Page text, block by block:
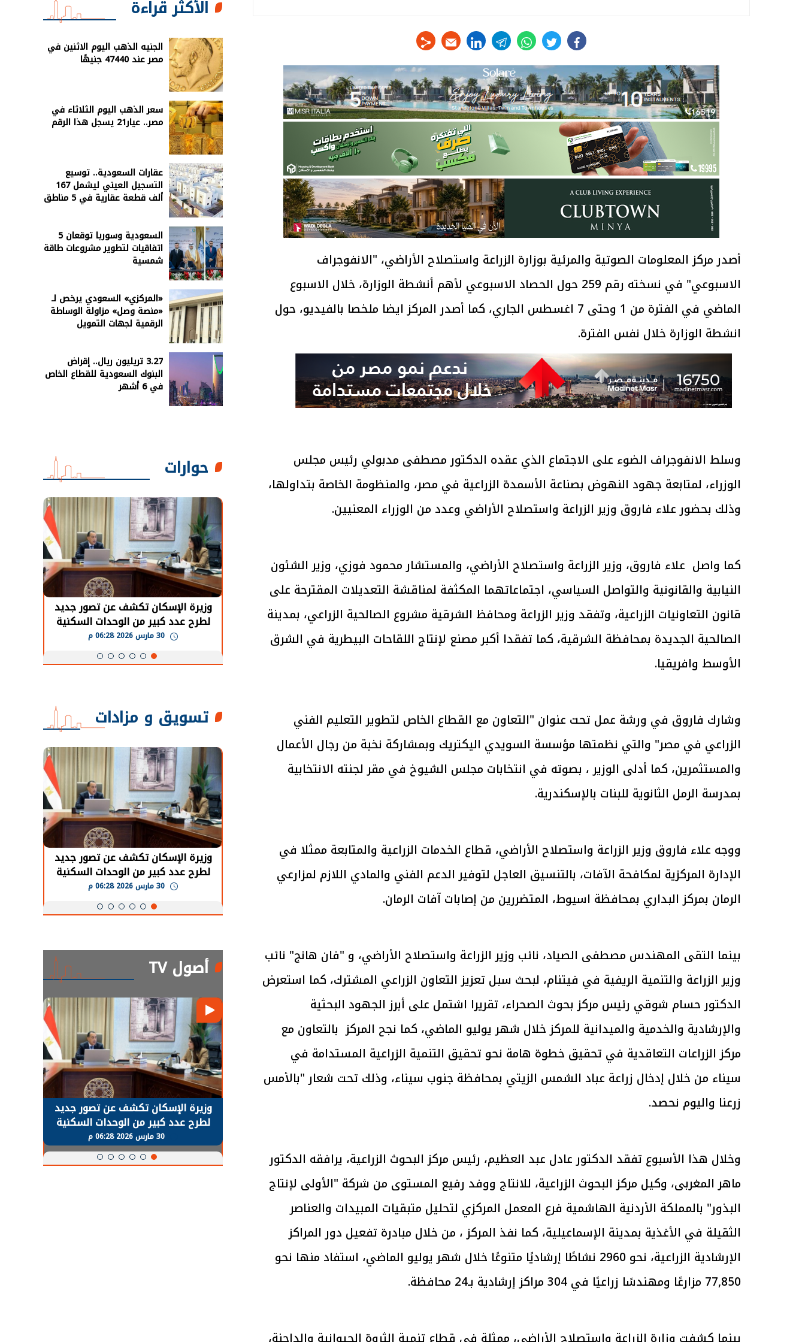
facebook
twitter
whats
telegram
linkedin
أصدر مركز المعلومات الصوتية والمرئية بوزارة الزراعة واستصلاح الأراضي، "الانفوجراف
الاسبوعي" في نسخته رقم 259 حول الحصاد الاسبوعي لأهم أنشطة الوزارة، خلال الاسبوع
الماضي في الفترة من 1 وحتى 7 اغسطس الجاري، كما أصدر المركز ايضا ملخصا بالفيديو، حول
انشطة الوزارة خلال نفس الفترة.
وسلط الانفوجراف الضوء على الاجتماع الذي عقده الدكتور مصطفى مدبولي رئيس مجلس
الوزراء، لمتابعة جهود النهوض بصناعة الأسمدة الزراعية في مصر، والمنظومة الخاصة بتداولها،
وذلك بحضور علاء فاروق وزير الزراعة واستصلاح الأراضي وعدد من الوزراء المعنيين.
كما واصل علاء فاروق، وزير الزراعة واستصلاح الأراضي، والمستشار محمود فوزي، وزير الشئون
النيابية والقانونية والتواصل السياسي، اجتماعاتهما المكثفة لمناقشة التعديلات المقترحة على
قانون التعاونيات الزراعية، وتفقد وزير الزراعة ومحافظ الشرقية مشروع الصالحية الزراعي، بمدينة
الصالحية الجديدة بمحافظة الشرقية، كما تفقدا أكبر مصنع لإنتاج اللقاحات البيطرية في الشرق
الأوسط وافريقيا.
وشارك فاروق في ورشة عمل تحت عنوان "التعاون مع القطاع الخاص لتطوير التعليم الفني
الزراعي في مصر" والتي نظمتها مؤسسة السويدي اليكتريك وبمشاركة نخبة من رجال الأعمال
والمستثمرين، كما أدلى الوزير ، بصوته في انتخابات مجلس الشيوخ في مقر لجنته الانتخابية
بمدرسة الرمل الثانوية للبنات بالإسكندرية.
ووجه علاء فاروق وزير الزراعة واستصلاح الأراضي، قطاع الخدمات الزراعية والمتابعة ممثلا في
الإدارة المركزية لمكافحة الآفات، بالتنسيق العاجل لتوفير الدعم الفني والمادي اللازم لمزارعي
الرمان بمركز البداري بمحافظة اسيوط، المتضررين من إصابات آفات الرمان.
بينما التقى المهندس مصطفى الصياد، نائب وزير الزراعة واستصلاح الأراضي، و "فان هانج" نائب
وزير الزراعة والتنمية الريفية في فيتنام، لبحث سبل تعزيز التعاون الزراعي المشترك، كما استعرض
الدكتور حسام شوقي رئيس مركز بحوث الصحراء، تقريرا اشتمل على أبرز الجهود البحثية
والإرشادية والخدمية والميدانية للمركز خلال شهر يوليو الماضي، كما نجح المركز بالتعاون مع
مركز الزراعات التعاقدية في تحقيق خطوة هامة نحو تحقيق التنمية الزراعية المستدامة في
سيناء من خلال إدخال زراعة عباد الشمس الزيتي بمحافظة جنوب سيناء، وذلك تحت شعار "بالأمس
زرعنا واليوم نحصد.
وخلال هذا الأسبوع تفقد الدكتور عادل عبد العظيم، رئيس مركز البحوث الزراعية، يرافقه الدكتور
ماهر المغربى، وكيل مركز البحوث الزراعية، للانتاج ووفد رفيع المستوى من شركة "الأولى لإنتاج
البذور" بالمملكة الأردنية الهاشمية فرع المعمل المركزي لتحليل متبقيات المبيدات والعناصر
الثقيلة في الأغذية بمدينة الإسماعيلية، كما نفذ المركز ، من خلال مبادرة تفعيل دور المراكز
الإرشادية الزراعية، نحو 2960 نشاطًا إرشاديًا متنوعًا خلال شهر يوليو الماضي، استفاد منها نحو
77,850 مزارعًا ومهندسًا زراعيًا في 304 مراكز إرشادية بـ24 محافظة.
الأكثر قراءة
الجنيه الذهب اليوم الاثنين في
مصر عند 47440 جنيهًا
سعر الذهب اليوم الثلاثاء في
مصر.. عيار21 يسجل هذا الرقم
عقارات السعودية.. توسيع
التسجيل العيني ليشمل 167
ألف قطعة عقارية في 5 مناطق
السعودية وسوريا توقعان 5
اتفاقيات لتطوير مشروعات طاقة
شمسية
«المركزي» السعودي يرخص لـ
«منصة وصل» مزاولة الوساطة
الرقمية لجهات التمويل
3.27 تريليون ريال.. إقراض
البنوك السعودية للقطاع الخاص
في 6 أشهر
حوارات
الرئيس السيسي: تداعيات خطيرة على
الاقتصاد العالمي وأسعار الوقود حال
استمرار الأزمة في الشرق الأوسط
رئيس الوزراء يتابع الإجراءات الخاصة
بتنفيذ التوجيهات الرئاسية بطرح وحدات
سكنية بالإيجار للمواطنين
30 مارس 2026 04:40 م
افتتاح «إيجبس 2026» بحضور دولي
واسع.. والبترول: مصر تعزز مكانتها
بوصفها مركزًا إقليميًّا للطاقة
وزيرة الإسكان تكشف عن تصور جديد
لطرح عدد كبير من الوحدات السكنية
بنظام الإيجار
تسويق و مزادات
الرئيس السيسي: تداعيات خطيرة على
الاقتصاد العالمي وأسعار الوقود حال
استمرار الأزمة في الشرق الأوسط
رئيس الوزراء يتابع الإجراءات الخاصة
بتنفيذ التوجيهات الرئاسية بطرح وحدات
سكنية بالإيجار للمواطنين
افتتاح «إيجبس 2026» بحضور دولي
واسع.. والبترول: مصر تعزز مكانتها
بوصفها مركزًا إقليميًّا للطاقة
وزيرة الإسكان تكشف عن تصور جديد
لطرح عدد كبير من الوحدات السكنية
بنظام الإيجار
أصول TV
الرئيس السيسي: تداعيات خطيرة على وزيرة الإسكان تكشف عن تصور جديد
لطرح عدد كبير من الوحدات السكنية
بنظام الإيجار